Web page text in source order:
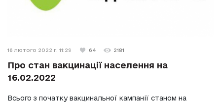
16 лютого 2022 г. 11:29 64 2181
Про стан вакцинації населення на
16.02.2022
Всього з початку вакцинальної кампанії станом на